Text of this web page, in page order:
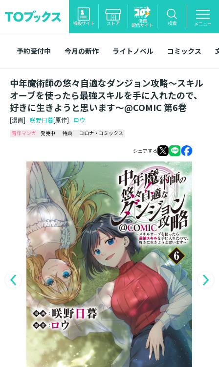
特設サイト ストア 漫画
配信サイト 検索 メニュー
予約受付中 今月の新作 ライトノベル コミックス
中年魔術師の悠々自適なダンジョン攻略～スキル
オーブを使ったら最強スキルを手に入れたので、
好きに生きようと思います～@COMIC 第6巻
[漫画] 咲野日暮[原作] ロウ
青年マンガ 発売中 特典 コロナ・コミックス
シェアする